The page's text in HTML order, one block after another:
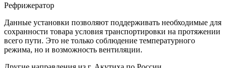
Рефрижератор
Данные установки позволяют поддерживать необходимые для
сохранности товара условия транспортировки на протяжении
всего пути. Это не только соблюдение температурного
режима, но и возможность вентиляции.